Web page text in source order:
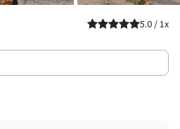
5.0/1x